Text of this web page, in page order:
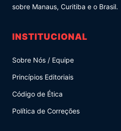
sobre Manaus, Curitiba e o Brasil.
INSTITUCIONAL
Sobre Nós / Equipe
Princípios Editoriais
Código de Ética
Política de Correções